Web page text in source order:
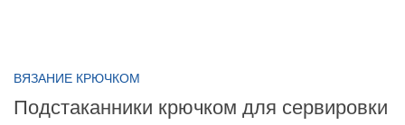
ВЯЗАНИЕ КРЮЧКОМ
Подстаканники крючком для сервировки